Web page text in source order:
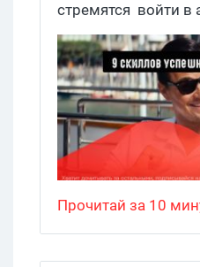
стремятся войти в
маркетинг
каждым днем. Мы
рассказываем о 9
помогут
Прочитай за 10